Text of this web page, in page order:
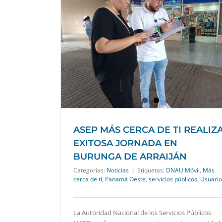
ASEP MÁS CERCA DE TI
EXITOSA JORNADA EN
BURUNGA DE ARRAIJÁN
Categorías: Noticias | Etiquetas: DNAU Móvil, Más
cerca de tí, Panamá Oeste, servicios públicos,
La Autoridad Nacional de los Servicios Públicos